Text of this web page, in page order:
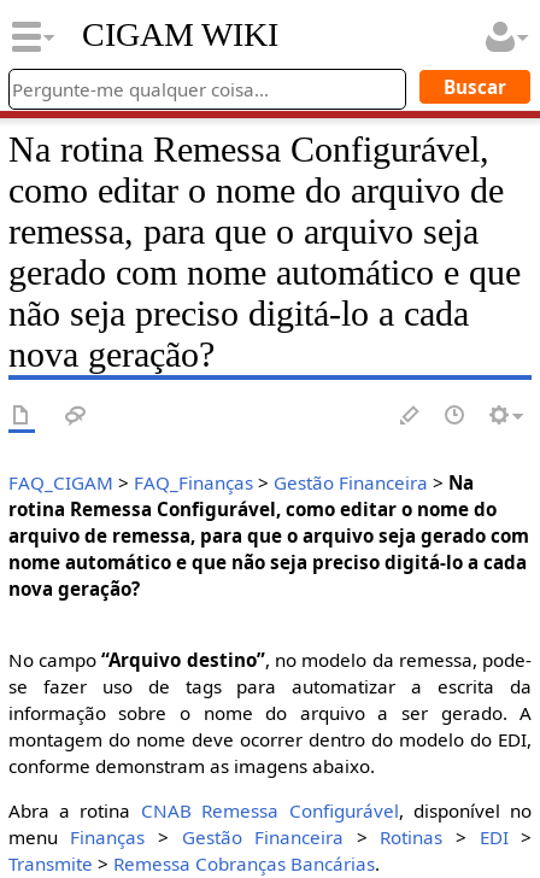
CIGAM WIKI
Na rotina Remessa Configurável,
como editar o nome do arquivo de
remessa, para que o arquivo seja
gerado com nome automático e que
não seja preciso digitá-lo a cada
nova geração?
FAQ_CIGAM > FAQ_Finanças> Gestão Financeira > Na
rotina Remessa Configurável, como editar o nome do
arquivo de remessa, para que o arquivo seja gerado com
nome automático e que não seja preciso digitá-lo a cada
nova geração?
No campo“Arquivo destino”, no modelo da remessa, pode-
se fazer uso de tags para automatizar a escrita da
informação sobre o nome do arquivo a ser gerado. A
montagem do nome deve ocorrer dentro do modelo do EDI,
conforme demonstram as imagens abaixo.
Abra a rotina CNAB Remessa Configurável, disponível no
menu Finanças > Gestão Financeira > Rotinas > EDI>
Transmite > Remessa Cobranças Bancárias.